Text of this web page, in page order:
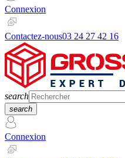
Connexion
Contactez-nous03 24 27 42 16
search
search
Connexion